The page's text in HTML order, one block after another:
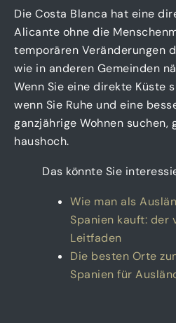
Die Costa Blanca hat eine
Alicante ohne die
temporären Veränderungen
wie in anderen Gemeinden
Wenn Sie eine direkte Küste
wenn Sie Ruhe und eine
ganzjährige Wohnen
haushoch.
Das könnte Sie
Wie man als
Spanien kauft: der
Leitfaden
Die besten Orte
Spanien für